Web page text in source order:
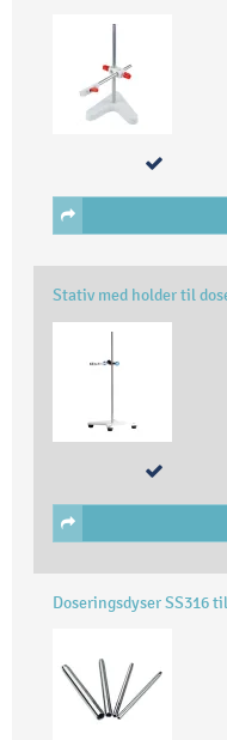
Stativ med holder til
Doseringsdyser SS316